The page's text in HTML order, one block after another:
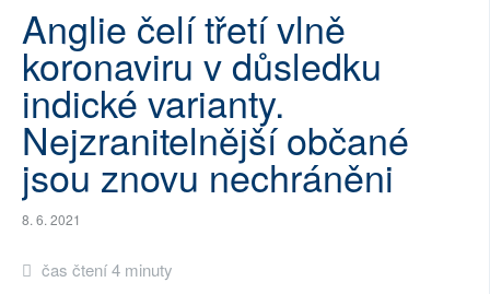
ARCHIV
ROZHOVORY
TÉMATA
NEJČTENĚJŠÍ ZA 7 DNÍ
AUTOŘI
PŘÍSPĚVKY NA PROVOZ
Anglie čelí třetí vlně
koronaviru v důsledku
indické varianty.
Nejzranitelnější občané
jsou znovu nechráněni
8. 6. 2021
čas čtení 4 minuty